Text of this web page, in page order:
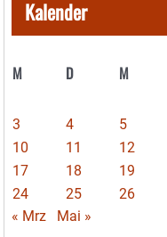
Kalender
M D M
3
4 5
10
11 12
17
18 19
24
25 26
« Mrz
Mai »